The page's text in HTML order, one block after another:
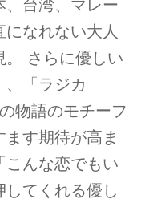
、台湾、マレー
なれない大人
。 さらに優しい
、「ラジカ
物語のモチーフ
す期待が高ま
こんな恋でもい
てくれる優し